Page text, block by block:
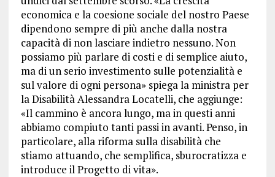
economica e la coesione sociale del nostro Paese
dipendono sempre di più anche dalla nostra
capacità di non lasciare indietro nessuno. Non
possiamo più parlare di costi e di semplice aiuto,
ma di un serio investimento sulle potenzialità e
sul valore di ogni persona» spiega la ministra per
la Disabilità Alessandra Locatelli, che aggiunge:
«Il cammino è ancora lungo, ma in questi anni
abbiamo compiuto tanti passi in avanti. Penso, in
particolare, alla riforma sulla disabilità che
stiamo attuando, che semplifica, sburocratizza e
introduce il Progetto di vita».